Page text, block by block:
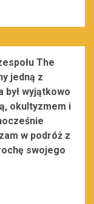
The
jedną z
był wyjątkowo
okultyzmem i
w podróż z
swojego